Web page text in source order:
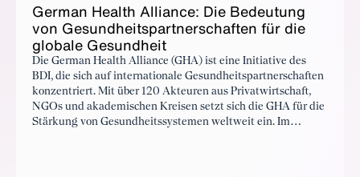
Ger­man Health Al­liance: Die Be­deu­tung
von Gesund­heitspart­ner­schaften für die
glob­ale Gesund­heit
Die German Health Alliance (GHA) ist eine Initiative des
BDI, die sich auf internationale Gesundheitspartnerschaften
konzentriert. Mit über 120 Akteuren aus Privatwirtschaft,
NGOs und akademischen Kreisen setzt sich die GHA für die
Stärkung von Gesundheitssystemen weltweit ein. Im